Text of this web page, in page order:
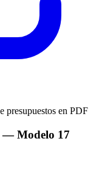
— Modelo 17